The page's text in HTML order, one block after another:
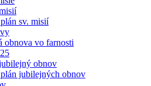
sv. misií
obnova vo farnosti
obnov
jubilejných obnov